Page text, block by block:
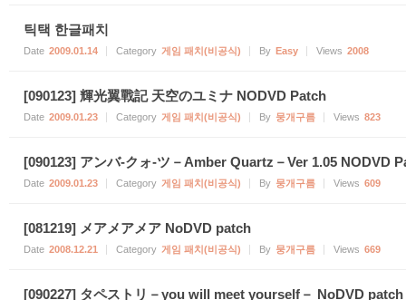
틱택 한글패치
Date 2009.01.14 Category 게임 패치(비공식) By Easy Views 2008
[090123] 輝光翼戰記 天空のユミナ NODVD Patch
Date 2009.01.23 Category 게임 패치(비공식) By 뭉개구름 Views 823
[090123] アンバ-クォ-ツ－Amber Quartz－Ver 1.05 NODVD
Date 2009.01.23 Category 게임 패치(비공식) By 뭉개구름 Views 609
[081219] メアメアメア NoDVD patch
Date 2008.12.21 Category 게임 패치(비공식) By 뭉개구름 Views 669
[090227] タペストリ－you will meet yourself－ NoDVD patch